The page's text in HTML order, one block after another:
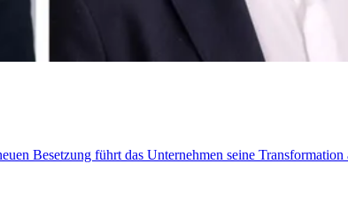
Besetzung führt das Unternehmen seine